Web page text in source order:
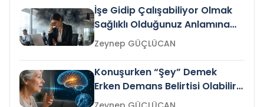
İşe Gidip Çalışabiliyor Olmak
Sağlıklı Olduğunuz Anlamına
Gelir mi?Zeynep GÜÇLÜCAN
Konuşurken “Şey” Demek
Erken Demans Belirtisi Olabilir
mi?